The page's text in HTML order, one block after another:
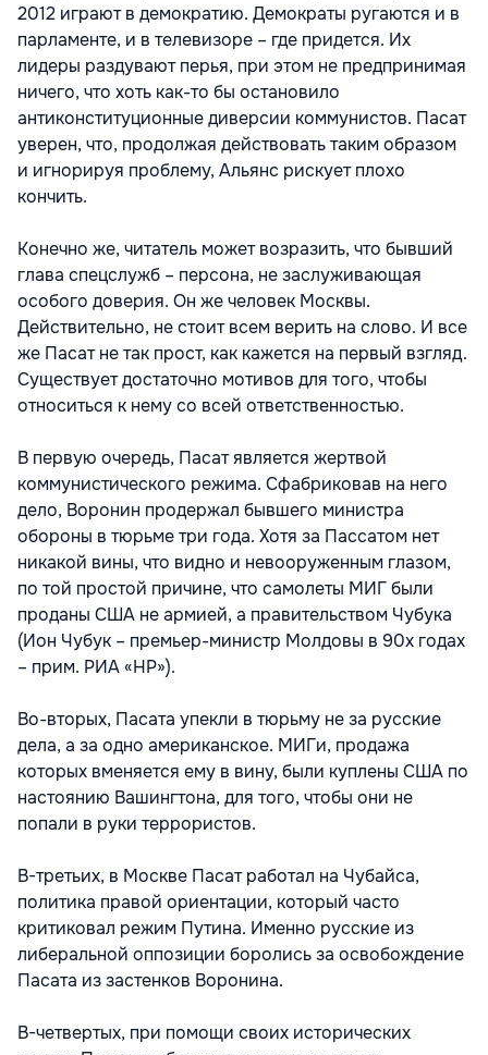
2012 играют в демократию. Демократы ругаются и в
парламенте, и в телевизоре – где придется. Их
лидеры раздувают перья, при этом не предпринимая
ничего, что хоть как-то бы остановило
антиконституционные диверсии коммунистов. Пасат
уверен, что, продолжая действовать таким образом
и игнорируя проблему, Альянс рискует плохо
кончить.
Конечно же, читатель может возразить, что бывший
глава спецслужб – персона, не заслуживающая
особого доверия. Он же человек Москвы.
Действительно, не стоит всем верить на слово. И все
же Пасат не так прост, как кажется на первый взгляд.
Существует достаточно мотивов для того, чтобы
относиться к нему со всей ответственностью.
В первую очередь, Пасат является жертвой
коммунистического режима. Сфабриковав на него
дело, Воронин продержал бывшего министра
обороны в тюрьме три года. Хотя за Пассатом нет
никакой вины, что видно и невооруженным глазом,
по той простой причине, что самолеты МИГ были
проданы США не армией, а правительством Чубука
(Ион Чубук – премьер-министр Молдовы в 90х годах
– прим. РИА «НР»).
Во-вторых, Пасата упекли в тюрьму не за русские
дела, а за одно американское. МИГи, продажа
которых вменяется ему в вину, были куплены США по
настоянию Вашингтона, для того, чтобы они не
попали в руки террористов.
В-третьих, в Москве Пасат работал на Чубайса,
политика правой ориентации, который часто
критиковал режим Путина. Именно русские из
либеральной оппозиции боролись за освобождение
Пасата из застенков Воронина.
В-четвертых, при помощи своих исторических